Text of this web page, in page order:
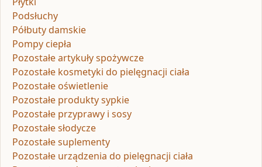
Podsłuchy
Półbuty damskie
Pompy ciepła
Pozostałe artykuły spożywcze
Pozostałe kosmetyki do pielęgnacji ciała
Pozostałe oświetlenie
Pozostałe produkty sypkie
Pozostałe przyprawy i sosy
Pozostałe słodycze
Pozostałe suplementy
Pozostałe urządzenia do pielęgnacji ciała